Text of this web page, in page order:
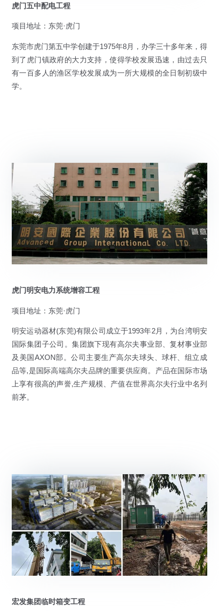
虎门五中配电工程
项目地址：东莞·虎门
东莞市虎门第五中学创建于1975年8月，办学三十多年来，得
到了虎门镇政府的大力支持，使得学校发展迅速，由过去只
有一百多人的渔区学校发展成为一所大规模的全日制初级中
学。
虎门明安电力系统增容工程
项目地址：东莞·虎门
明安运动器材(东莞)有限公司成立于1993年2月，为台湾明安
国际集团子公司。集团旗下现有高尔夫事业部、复材事业部
及美国AXON部。公司主要生产高尔夫球头、球杆、组立成
品等,是国际高端高尔夫品牌的重要供应商。产品在国际市场
上享有很高的声誉,生产规模、产值在世界高尔夫行业中名列
前茅。
宏发集团临时箱变工程